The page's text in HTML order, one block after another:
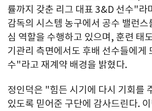
률까지 갖춘 리그 대표 3&D 선수"라
감독의 시스템 농구에서 공수 밸런스
심 역할을 수행하고 있으며, 훈련 태
기관리 측면에서도 후배 선수들에게
수"라고 재계약 배경을 밝혔다.
정인덕은 "힘든 시기에 다시 기회를
있도록 믿어준 구단에 감사드린다.